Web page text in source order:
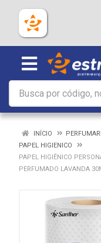
INÍCIO
PAPEL HIGIENICO
PAPEL HIGIÊNICO
PERFUMADO LAVANDA